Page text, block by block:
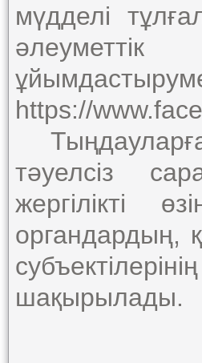
мүдделі
https://
тәуелсіз
жергілікті
органдардың,
шақырылады.